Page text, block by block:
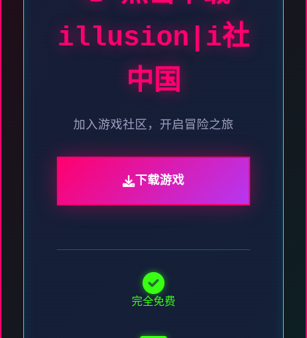
illusion|i社
中国
加入游戏社区，开启冒险之旅
下载游戏
完全免费